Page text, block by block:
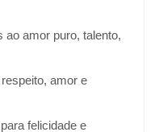
ao amor puro, talento,
amor e
felicidade e